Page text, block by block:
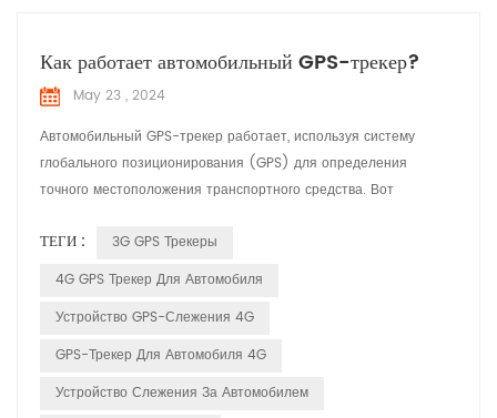
Как работает автомобильный GPS-трекер?
May 23 , 2024
Автомобильный GPS-трекер работает, используя систему
глобального позиционирования (GPS) для определения
точного местоположения транспортного средства. Вот
Система опирается на сеть спутников, вращающихся вокруг
Земли. Эти спутники постоянно передают сигналы, которые
Прием сигналов...
ТЕГИ :
3G GPS Трекеры
4G GPS Трекер Для Автомобиля
Устройство GPS-Слежения 4G
GPS-Трекер Для Автомобиля 4G
Устройство Слежения За Автомобилем